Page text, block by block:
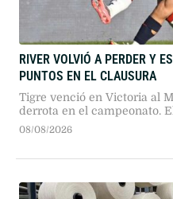
RIVER VOLVIÓ A PERDER Y
PUNTOS EN EL CLAUSURA
Tigre venció en Victoria al
derrota en el campeonato.
podido marcar goles desde
08/08/2026